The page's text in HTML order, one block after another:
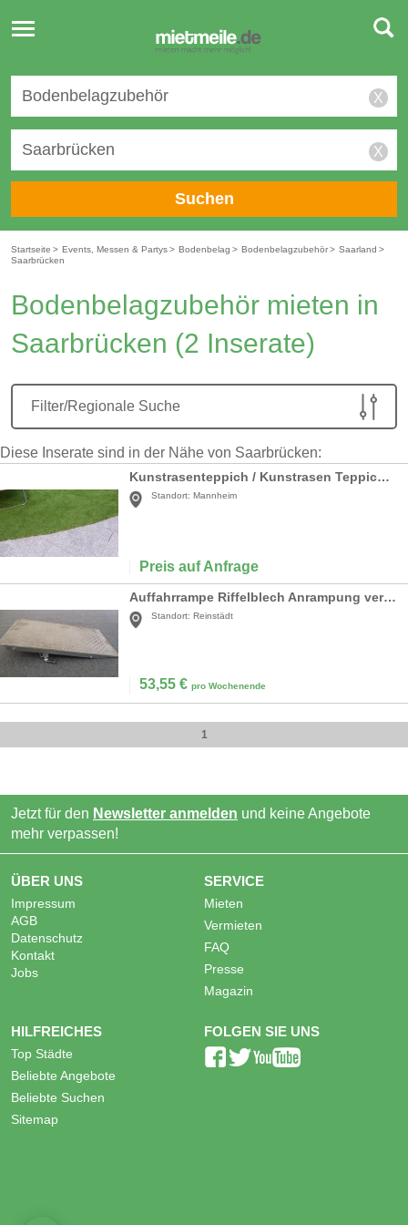
Toggle
navigation
X
X
Suchen
Startseite > Events, Messen & Partys> Bodenbelag > Bodenbelagzubehör> Saarland >
Saarbrücken
Bodenbelagzubehör mieten in
Saarbrücken (2 Inserate)
Filter/Regionale Suche
Diese Inserate sind in der Nähe von Saarbrücken:
Kunstrasenteppich / Kunstrasen Teppich Verlegung
Standort: Mannheim
Preis auf Anfrage
Auffahrrampe Riffelblech Anrampung verstellbar von 16,5 bis 26 cm
Standort: Reinstädt
53,55 € pro Wochenende
1
Jetzt für den Newsletter anmelden und keine Angebote
mehr verpassen!
ÜBER UNS
Impressum
AGB
Datenschutz
Kontakt
Jobs
SERVICE
Mieten
Vermieten
FAQ
Presse
Magazin
HILFREICHES
Top Städte
Beliebte Angebote
Beliebte Suchen
Sitemap
FOLGEN SIE UNS